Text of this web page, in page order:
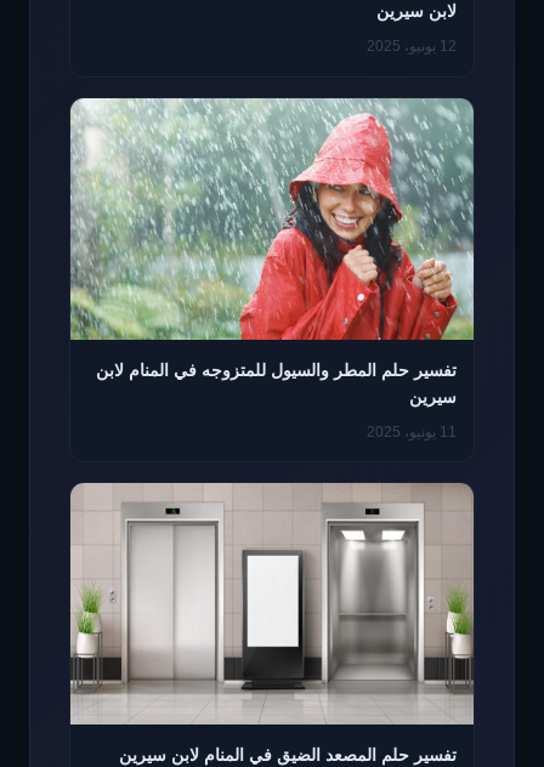
لابن سيرين
12 يونيو، 2025
تفسير حلم المطر والسيول للمتزوجه في المنام لابن
سيرين
11 يونيو، 2025
تفسير حلم المصعد الضيق في المنام لابن سيرين